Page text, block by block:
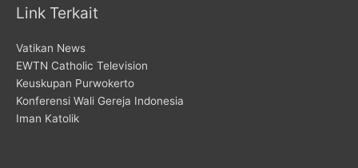
Link Terkait
Vatikan News
EWTN Catholic Television
Keuskupan Purwokerto
Konferensi Wali Gereja Indonesia
Iman Katolik